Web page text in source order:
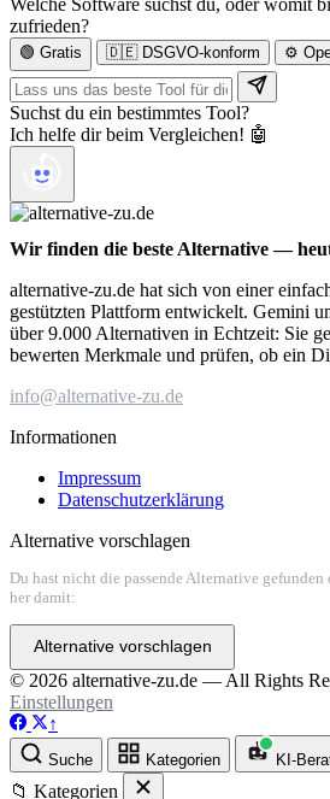
Welche Software suchst du, oder womit
zufrieden?
🟢 Gratis 🇩🇪 DSGVO-konform ⚙️
Suchst du ein bestimmtes Tool?
Ich helfe dir beim Vergleichen! 🤖
Wir finden die beste Alternative —
alternative-zu.de hat sich von einer
gestützten Plattform entwickelt. Gemini
über 9.000 Alternativen in Echtzeit: Sie
bewerten Merkmale und prüfen, ob ein
info@alternative-zu.de
Informationen
Impressum
Datenschutzerklärung
Alternative vorschlagen
Du hast nicht die passende Alternative
her damit:
Alternative vorschlagen
© 2026 alternative-zu.de — All Rights
Einstellungen
↑
Suche Kategorien KI-
📁 Kategorien